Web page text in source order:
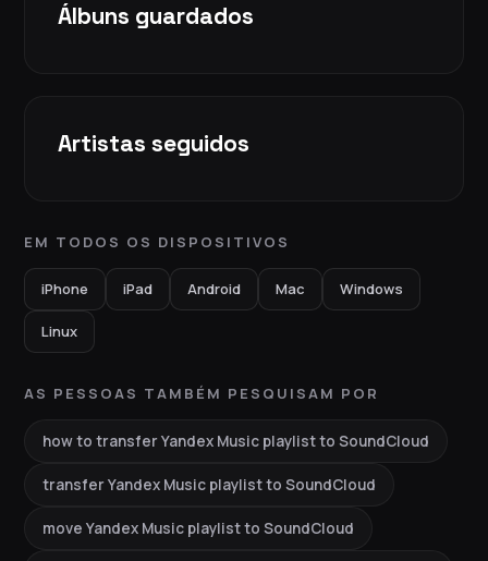
Álbuns guardados
Artistas seguidos
EM TODOS OS DISPOSITIVOS
iPhone iPad Android Mac Windows
Linux
AS PESSOAS TAMBÉM PESQUISAM POR
how to transfer Yandex Music playlist to SoundCloud
transfer Yandex Music playlist to SoundCloud
move Yandex Music playlist to SoundCloud